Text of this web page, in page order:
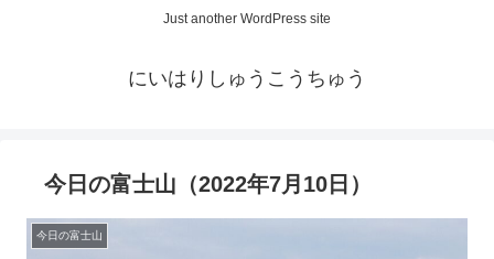
Just another WordPress site
にいはりしゅうこうちゅう
今日の富士山（2022年7月10日）
今日の富士山